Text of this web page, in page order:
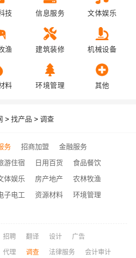
技 信息服务 文体娱乐
渔 建筑装修 机械设备
料 环境管理 其他
> 找产品 > 调查
务 招商加盟
金融服务
游住宿 日用百货
食品餐饮
体娱乐 房产地产
农林牧渔
子电工 资源材料
环境管理
招聘 翻译 设计 广告
代理 调查 法律服务 会计审计